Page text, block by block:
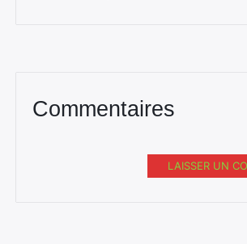
Commentaires
LAISSER UN